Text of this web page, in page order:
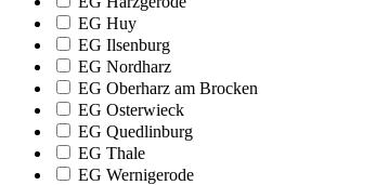
EG Huy
EG Ilsenburg
EG Nordharz
EG Oberharz am Brocken
EG Osterwieck
EG Quedlinburg
EG Thale
EG Wernigerode